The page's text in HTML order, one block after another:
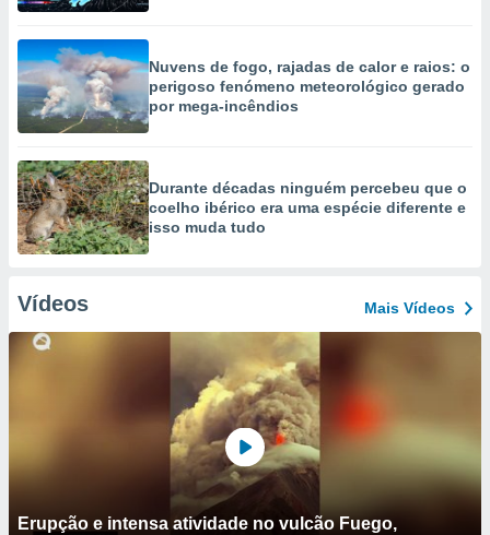
Nuvens de fogo, rajadas de calor e raios: o
perigoso fenómeno meteorológico gerado
por mega-incêndios
Durante décadas ninguém percebeu que o
coelho ibérico era uma espécie diferente e
isso muda tudo
Vídeos Mais Vídeos
Erupção e intensa atividade no vulcão Fuego,